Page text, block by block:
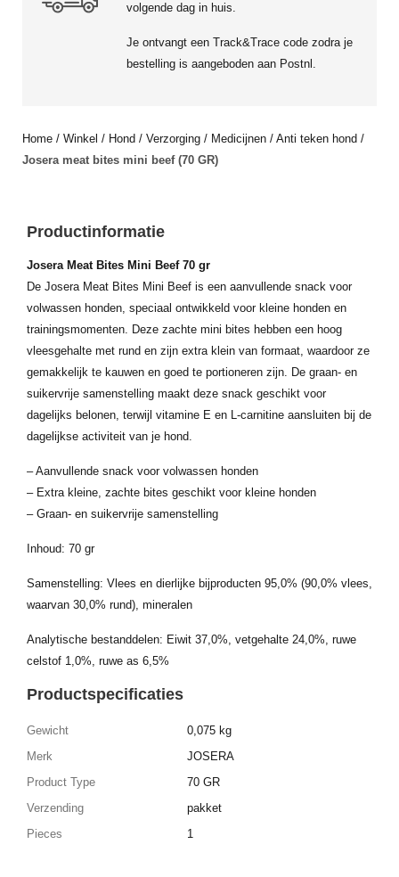
volgende dag in huis.
Je ontvangt een Track&Trace code zodra je
bestelling is aangeboden aan Postnl.
Home / Winkel / Hond / Verzorging / Medicijnen / Anti teken hond /
Josera meat bites mini beef (70 GR)
Productinformatie
Josera Meat Bites Mini Beef 70 gr
De Josera Meat Bites Mini Beef is een aanvullende snack voor
volwassen honden, speciaal ontwikkeld voor kleine honden en
trainingsmomenten. Deze zachte mini bites hebben een hoog
vleesgehalte met rund en zijn extra klein van formaat, waardoor ze
gemakkelijk te kauwen en goed te portioneren zijn. De graan- en
suikervrije samenstelling maakt deze snack geschikt voor
dagelijks belonen, terwijl vitamine E en L-carnitine aansluiten bij de
dagelijkse activiteit van je hond.
– Aanvullende snack voor volwassen honden
– Extra kleine, zachte bites geschikt voor kleine honden
– Graan- en suikervrije samenstelling
Inhoud: 70 gr
Samenstelling: Vlees en dierlijke bijproducten 95,0% (90,0% vlees,
waarvan 30,0% rund), mineralen
Analytische bestanddelen: Eiwit 37,0%, vetgehalte 24,0%, ruwe
celstof 1,0%, ruwe as 6,5%
Productspecificaties
Gewicht
0,075 kg
Merk
JOSERA
Product Type
70 GR
Verzending
pakket
Pieces
1